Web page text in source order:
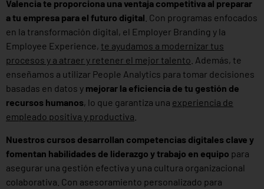
Valencia te proporciona una ventaja competitiva al preparar
a tu empresa para el futuro digital . Con programas enfocados
en la transformación digital, el Employer Branding y la
Employee Experience, te ayudamos a modernizar tus
procesos y a atraer y retener el mejor talento . Además, te
enseñamos a utilizar People Analytics para tomar decisiones
basadas en datos y mejorar la eficiencia de tu gestión de
recursos humanos, lo que garantiza una experiencia de
empleado positiva y productiva
Nuestros cursos desarrollan competencias digitales clave y
fomentan habilidades de liderazgo y trabajo en equipo para
asegurar una gestión efectiva y una cultura organizacional
colaborativa. Con asesoramiento personalizado para